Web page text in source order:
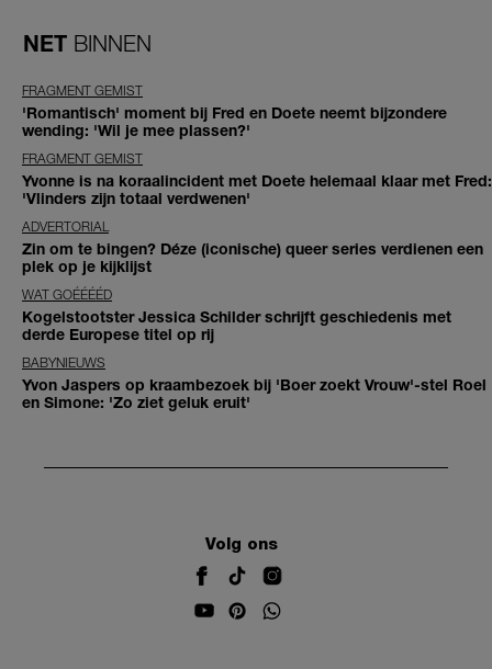
NET BINNEN
FRAGMENT GEMIST
'Romantisch' moment bij Fred en Doete neemt bijzondere
wending: 'Wil je mee plassen?'
FRAGMENT GEMIST
Yvonne is na koraalincident met Doete helemaal klaar met Fred:
'Vlinders zijn totaal verdwenen'
ADVERTORIAL
Zin om te bingen? Déze (iconische) queer series verdienen een
plek op je kijklijst
WAT GOÉÉÉÉD
Kogelstootster Jessica Schilder schrijft geschiedenis met
derde Europese titel op rij
BABYNIEUWS
Yvon Jaspers op kraambezoek bij 'Boer zoekt Vrouw'-stel Roel
en Simone: 'Zo ziet geluk eruit'
Volg ons